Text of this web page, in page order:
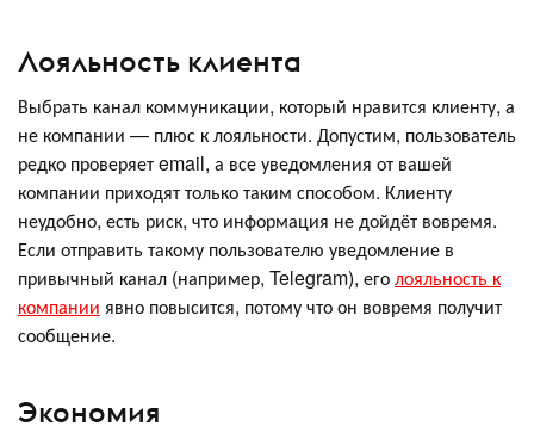
Лояльность клиента
Выбрать канал коммуникации, который нравится клиенту, а
не компании — плюс к лояльности. Допустим, пользователь
редко проверяет email, а все уведомления от вашей
компании приходят только таким способом. Клиенту
неудобно, есть риск, что информация не дойдёт вовремя.
Если отправить такому пользователю уведомление в
привычный канал (например, Telegram), еголояльность к
компании явно повысится, потому что он вовремя получит
сообщение.
Экономия